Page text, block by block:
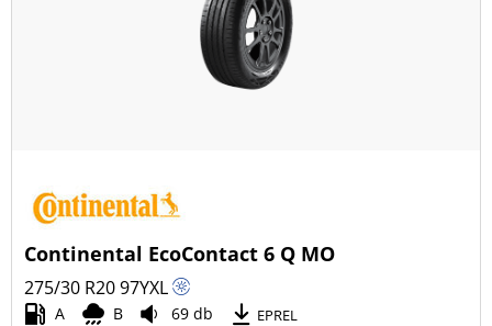
Continental EcoContact 6 Q MO
275/30 R2097YXL
A B 69 db EPREL